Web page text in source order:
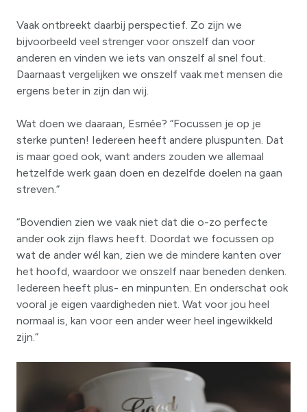
Vaak ontbreekt daarbij perspectief. Zo zijn we
bijvoorbeeld veel strenger voor onszelf dan voor
anderen en vinden we iets van onszelf al snel fout.
Daarnaast vergelijken we onszelf vaak met mensen die
ergens beter in zijn dan wij.
Wat doen we daaraan, Esmée? “Focussen je op je
sterke punten! Iedereen heeft andere pluspunten. Dat
is maar goed ook, want anders zouden we allemaal
hetzelfde werk gaan doen en dezelfde doelen na gaan
streven.”
“Bovendien zien we vaak niet dat die o-zo perfecte
ander ook zijn flaws heeft. Doordat we focussen op
wat de ander wél kan, zien we de mindere kanten over
het hoofd, waardoor we onszelf naar beneden denken.
Iedereen heeft plus- en minpunten. En onderschat ook
vooral je eigen vaardigheden niet. Wat voor jou heel
normaal is, kan voor een ander weer heel ingewikkeld
zijn.”